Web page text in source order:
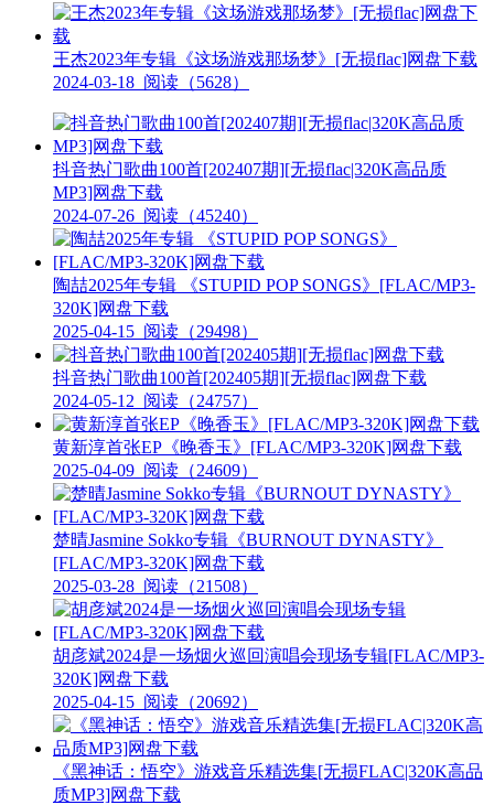
王杰2023年专辑《这场游戏那场梦》[无损flac]网盘下载
2024-03-18 阅读（5628）
抖音热门歌曲100首[202407期][无损flac|320K高品质
MP3]网盘下载
2024-07-26 阅读（45240）
陶喆2025年专辑 《STUPID POP SONGS》[FLAC/MP3-
320K]网盘下载
2025-04-15 阅读（29498）
抖音热门歌曲100首[202405期][无损flac]网盘下载
2024-05-12 阅读（24757）
黄新淳首张EP《晚香玉》[FLAC/MP3-320K]网盘下载
2025-04-09 阅读（24609）
楚晴Jasmine Sokko专辑《BURNOUT DYNASTY》
[FLAC/MP3-320K]网盘下载
2025-03-28 阅读（21508）
胡彦斌2024是一场烟火巡回演唱会现场专辑[FLAC/MP3-
320K]网盘下载
2025-04-15 阅读（20692）
《黑神话：悟空》游戏音乐精选集[无损FLAC|320K高品
质MP3]网盘下载